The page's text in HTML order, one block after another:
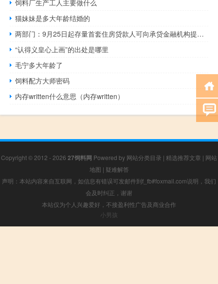
饲料厂生产工人主要做什么
猫妹妹是多大年龄结婚的
两部门：9月25日起存量首套住房贷款人可向承贷金融机构提出申请置换存量首套住房商业性个人住房贷款
“认得义皇心上画”的出处是哪里
毛宁多大年龄了
饲料配方大师密码
内存written什么意思（内存written）
Copyright © 2012 - 2026 27饲料网 Powered by 网站分类目录 | 精选推荐文章 | 网站
地图 | 疑难解答
声明：本站内容来自互联网，如信息有错误可发邮件到f_fb#foxmail.com说明，我们
会及时纠正，谢谢
本站仅为个人兴趣爱好，不接盈利性广告及商业合作
小男孩